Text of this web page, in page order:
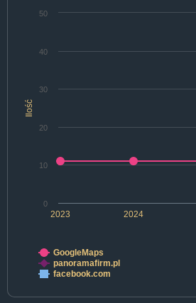
Ilość
2024
2023
0
10
20
30
40
50
GoogleMaps
panoramafirm.pl
facebook.com